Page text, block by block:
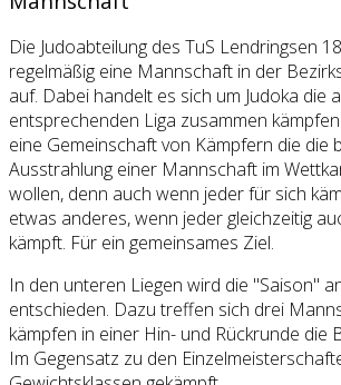
Die Judoabteilung des TuS Lendringsen
regelmäßig eine Mannschaft in der
auf. Dabei handelt es sich um Judoka die
entsprechenden Liga zusammen
eine Gemeinschaft von Kämpfern die die
Ausstrahlung einer Mannschaft im
wollen, denn auch wenn jeder für sich
etwas anderes, wenn jeder gleichzeitig
kämpft. Für ein gemeinsames Ziel.
In den unteren Liegen wird die "Saison"
entschieden. Dazu treffen sich drei
kämpfen in einer Hin- und Rückrunde die
Im Gegensatz zu den